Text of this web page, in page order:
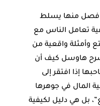
كل فصل منها يسلط
تعامل الناس مع
وأمثلة واقعية من
يشرح هاوسل كيف أن
إذا افتقر إلى
المال في جوهرها
بل هي دليل لكيفية